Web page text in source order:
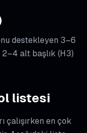
destekleyen 3–6
2–4 alt başlık (H3)
listesi
çalışırken en çok